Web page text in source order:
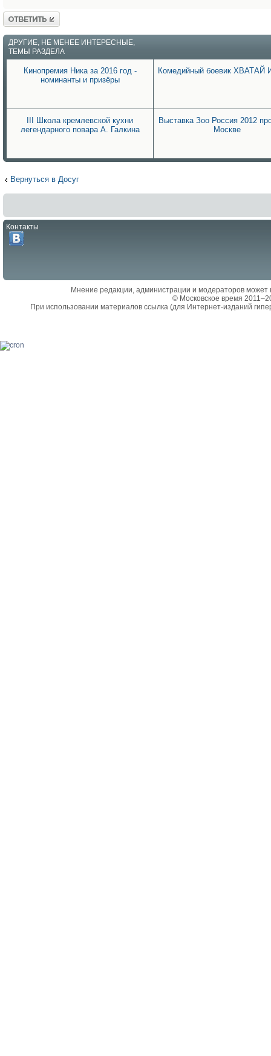
Ответить
ДРУГИЕ, НЕ МЕНЕЕ ИНТЕРЕСНЫЕ,
ТЕМЫ РАЗДЕЛА
Кинопремия Ника за 2016 год -
номинанты и призёры
Комедийный боевик ХВАТАЙ
III Школа кремлевской кухни
легендарного повара А. Галкина
Выставка Зоо Россия 2012
Москве
Вернуться в Досуг
Контакты
Мнение редакции, администрации и модераторов может
© Московское время
При использовании материалов ссылка (для Интернет-изданий